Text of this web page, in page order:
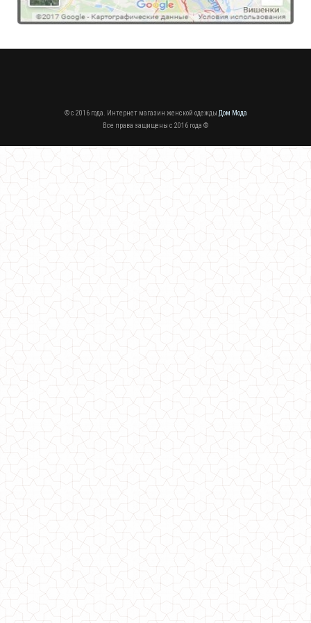
Теплый женский молодежный кардиган со спущенным рукавом
680.00грн.
Женский молодежный костюм с лосинами
750.00грн.
Женский молодежный прогулочный костюм тройка
© c 2016 года. Интернет магазин женской одежды Дом Мода
Все права защищены c 2016 года ©